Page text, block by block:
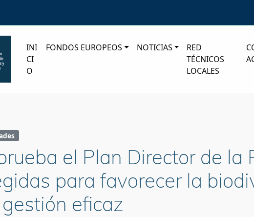
INI
CI
O
FONDOS EUROPEOS NOTICIAS
RED
TÉCNICOS
LOCALES
el Plan Director de la
para favorecer la
eficaz